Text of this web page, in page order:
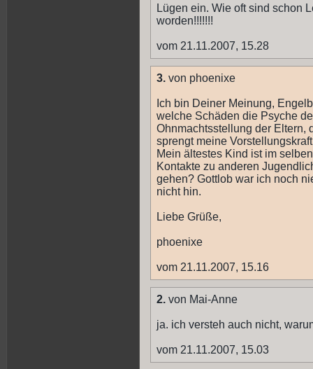
Lügen ein. Wie oft sind schon
worden!!!!!!!
vom 21.11.2007, 15.28
3. von phoenixe
Ich bin Deiner Meinung,
welche Schäden die Psyche
Ohnmachtsstellung der Eltern,
sprengt meine
Mein ältestes Kind ist im
Kontakte zu anderen
gehen? Gottlob war ich noch
nicht hin.
Liebe Grüße,
phoenixe
vom 21.11.2007, 15.16
2. von Mai-Anne
ja. ich versteh auch nicht,
vom 21.11.2007, 15.03